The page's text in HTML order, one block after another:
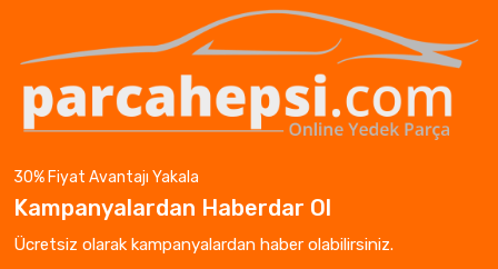
30% Fiyat Avantajı Yakala
Kampanyalardan Haberdar Ol
Ücretsiz olarak kampanyalardan haber olabilirsiniz.